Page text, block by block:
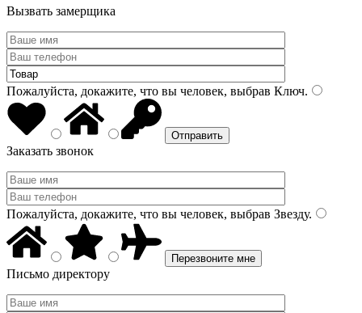
Вызвать замерщика
Пожалуйста, докажите, что вы человек, выбрав Ключ.
Заказать звонок
Пожалуйста, докажите, что вы человек, выбрав Звезду.
Письмо директору